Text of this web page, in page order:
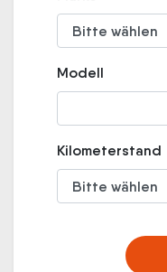
Modell
Kilometerstand